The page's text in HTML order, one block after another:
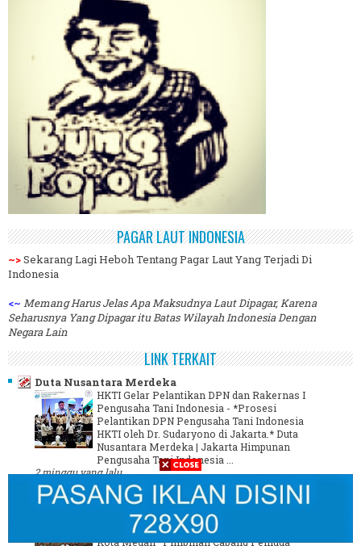
PAGAR LAUT INDONESIA
~>Sekarang Lagi Heboh Tentang Pagar Laut Yang Terjadi Di
Indonesia
<~ Memang Harus Jelas Apa Maksudnya Laut Dipagar, Karena
Seharusnya Yang Dipagar itu Batas Wilayah Indonesia Dengan
Negara Lain
LINK TERKAIT
Duta Nusantara Merdeka
HKTI Gelar Pelantikan DPN dan Rakernas I
Pengusaha Tani Indonesia - *Prosesi
Pelantikan DPN Pengusaha Tani Indonesia
HKTI oleh Dr. Sudaryono di Jakarta.* Duta
Nusantara Merdeka | Jakarta Himpunan
Pengusaha Tani Indonesia ...
2 minggu yang lalu
Juru Berita
PCPM Medan Denai Sukses Gelar Dialog
Interaktif Dan Rapat Kerja
Kota Medan* Pimpinan Cabang Pemuda